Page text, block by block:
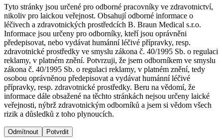
Prevence a kontrola infekcí
Uzavírání ran
Řešení
Terapie
Dialyzační střediska​
B. Braun Avitum poskytuje kvalitní dialyzační péči ve všech
svých střediscích v České republice. Více informací se
dozvíte na stránkách jednotlivých středisek.
Nabídky pracovních míst
Objevte své kariérní příležitosti ​v B. Braun. Vyhledejte náš trh
práce​ pro zajímavé pozice.​
Odpovědnost
Média
Kontakt
Tyto stránky jsou určené pro odborné pracovníky ve zdravotnictví,
nikoliv pro laickou veřejnost. Obsahují odborné informace o
léčivech a zdravotnických prostředcích B. Braun Medical s.r.o.
Informace jsou určeny pro odborníky, kteří jsou oprávněni
předepisovat, nebo vydávat humánní léčivé přípravky, resp.
zdravotnické prostředky ve smyslu zákona č. 40/1995 Sb. o regulaci
reklamy, v platném znění. Potvrzuji, že jsem odborníkem ve smyslu
zákona č. 40/1995 Sb. o regulaci reklamy, v platném znění, tedy
osobou oprávněnou předepisovat a vydávat humánní léčivé
přípravky, resp. zdravotnické prostředky. Beru na vědomí, že
informace dále obsažené na těchto stránkách nejsou určeny laické
veřejnosti, nýbrž zdravotnickým odborníků a jsem si vědom všech
rizik a důsledků z toho plynoucích.
Odmítnout Potvrdit